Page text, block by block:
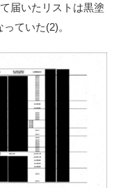
届いたリストは黒塗
ていた(2)。